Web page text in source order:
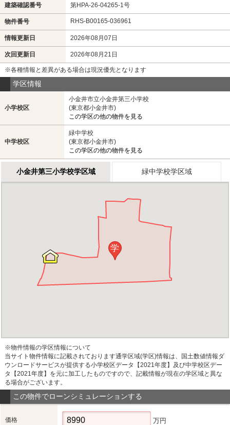
建築確認番号 第HPA-26-04265-1号
物件番号 RHS-B00165-036961
情報更新日 2026年08月07日
次回更新日 2026年08月21日
※各種情報と差異がある場合は現況優先となります
学区情報
小学校区
小金井市立小金井第三小学校
(東京都小金井市)
この学区の他の物件を見る
中学校区
緑中学校
(東京都小金井市)
この学区の他の物件を見る
小金井第三小学校学区域 緑中学校学区域
学
※物件情報の学区情報について
当サイト物件情報に記載されております通学区域(学区)情報は、国土数値情報ダ
ウンロードサービスが提供する小学校区データ【2021年度】及び中学校区デー
タ【2021年度】を元に加工したものですので、記載情報が現在の学区域と異な
る場合がございます。
この物件でローンシミュレーションする
価格 万円